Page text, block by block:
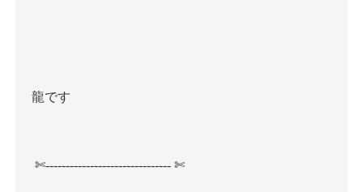
龍です
✄------------------------------- ✄